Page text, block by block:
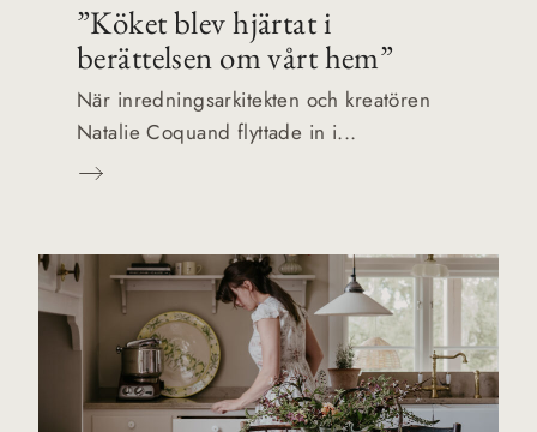
”Köket blev hjärtat i
berättelsen om vårt hem”
När inredningsarkitekten och kreatören
Natalie Coquand flyttade in i...